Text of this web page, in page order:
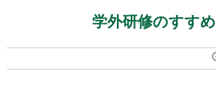
学外研修のすすめ